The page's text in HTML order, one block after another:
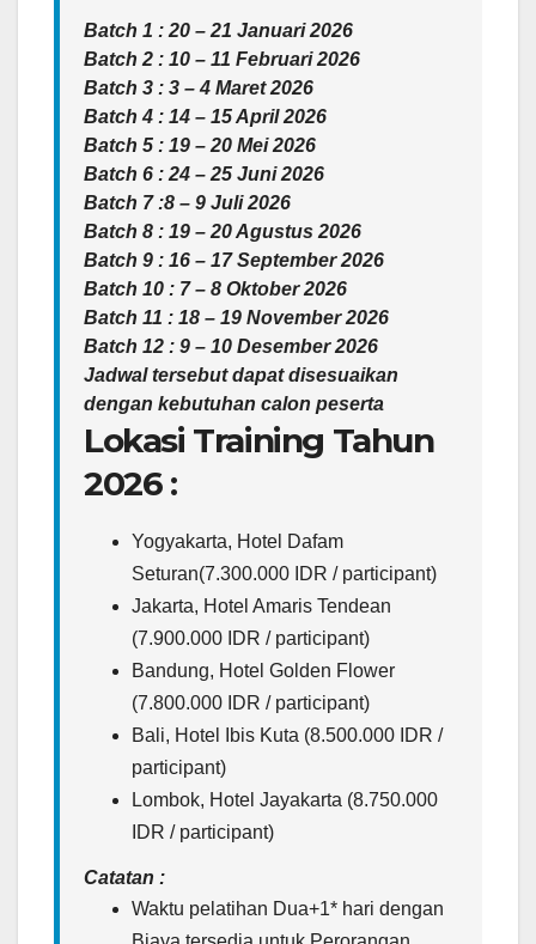
Batch 1 : 20 – 21 Januari 2026
Batch 2 : 10 – 11 Februari 2026
Batch 3 : 3 – 4 Maret 2026
Batch 4 : 14 – 15 April 2026
Batch 5 : 19 – 20 Mei 2026
Batch 6 : 24 – 25 Juni 2026
Batch 7 :8 – 9 Juli 2026
Batch 8 : 19 – 20 Agustus 2026
Batch 9 : 16 – 17 September 2026
Batch 10 : 7 – 8 Oktober 2026
Batch 11 : 18 – 19 November 2026
Batch 12 : 9 – 10 Desember 2026
Jadwal tersebut dapat disesuaikan
dengan kebutuhan calon peserta
Lokasi Training Tahun
2026 :
Yogyakarta, Hotel Dafam
Seturan(7.300.000 IDR / participant)
Jakarta, Hotel Amaris Tendean
(7.900.000 IDR / participant)
Bandung, Hotel Golden Flower
(7.800.000 IDR / participant)
Bali, Hotel Ibis Kuta (8.500.000 IDR /
participant)
Lombok, Hotel Jayakarta (8.750.000
IDR / participant)
Catatan :
Waktu pelatihan Dua+1* hari dengan